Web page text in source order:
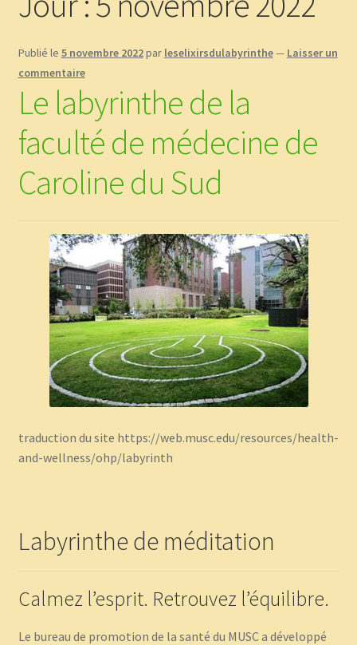
Boutique
CGV
Commande
Contact
Copinage
Méditations Labyrinthiques guidées
Mon Compte
page test diaporama
Panier
Témoignages
Publié le 5 novembre 2022par leselixirsdulabyrinthe— Laisser un
commentaire
Le labyrinthe de la
faculté de médecine de
Caroline du Sud
traduction du site https://web.musc.edu/resources/health-
and-wellness/ohp/labyrinth
Labyrinthe de méditation
Calmez l’esprit. Retrouvez l’équilibre.
Le bureau de promotion de la santé du MUSC a développé